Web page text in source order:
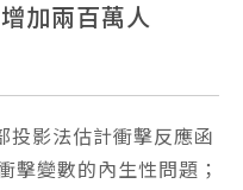
加兩百萬人
影法估計衝擊反應函
擊變數的內生性問題；